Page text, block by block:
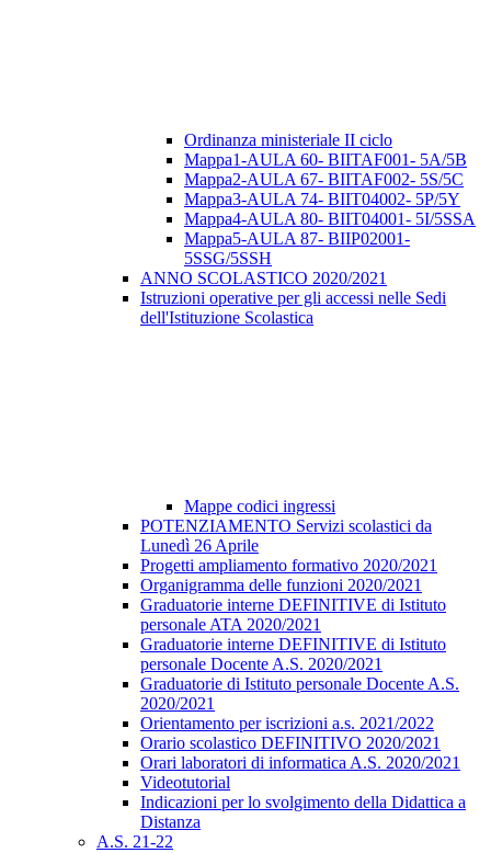
Ordinanza ministeriale II ciclo
Mappa1-AULA 60- BIITAF001- 5A/5B
Mappa2-AULA 67- BIITAF002- 5S/5C
Mappa3-AULA 74- BIIT04002- 5P/5Y
Mappa4-AULA 80- BIIT04001- 5I/5SSA
Mappa5-AULA 87- BIIP02001-
5SSG/5SSH
ANNO SCOLASTICO 2020/2021
Istruzioni operative per gli accessi nelle Sedi
dell'Istituzione Scolastica
Mappe codici ingressi
POTENZIAMENTO Servizi scolastici da
Lunedì 26 Aprile
Progetti ampliamento formativo 2020/2021
Organigramma delle funzioni 2020/2021
Graduatorie interne DEFINITIVE di Istituto
personale ATA 2020/2021
Graduatorie interne DEFINITIVE di Istituto
personale Docente A.S. 2020/2021
Graduatorie di Istituto personale Docente A.S.
2020/2021
Orientamento per iscrizioni a.s. 2021/2022
Orario scolastico DEFINITIVO 2020/2021
Orari laboratori di informatica A.S. 2020/2021
Videotutorial
Indicazioni per lo svolgimento della Didattica a
Distanza
A.S. 21-22